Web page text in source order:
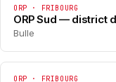
ORP · FRIBOURG
ORP Sud — district
Bulle
ORP · FRIBOURG